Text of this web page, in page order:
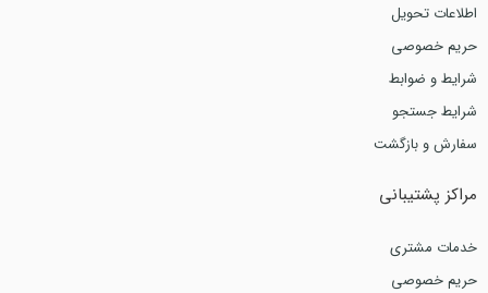
اطلاعات تحویل
حریم خصوصی
شرایط و ضوابط
شرایط جستجو
سفارش و بازگشت
مراکز پشتیبانی
خدمات مشتری
حریم خصوصی